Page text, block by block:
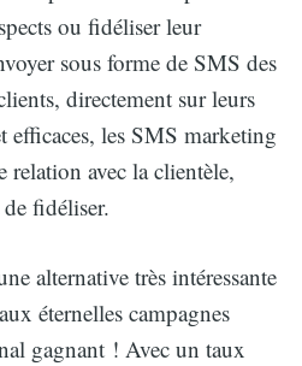
ou fidéliser leur
sous forme de SMS des
directement sur leurs
efficaces, les SMS marketing
relation avec la clientèle,
fidéliser.
alternative très intéressante
éternelles campagnes
gagnant ! Avec un taux